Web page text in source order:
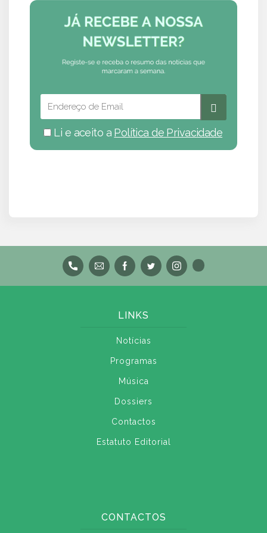
Li e aceito a Política de Privacidade
LINKS
Notícias
Programas
Música
Dossiers
Contactos
Estatuto Editorial
CONTACTOS